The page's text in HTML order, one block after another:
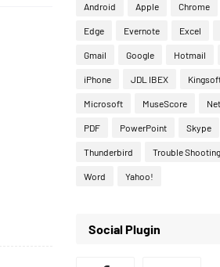
Android Apple Chrome
Edge Evernote Excel
Gmail Google Hotmail
iPhone JDL IBEX
Microsoft MuseScore
PDF PowerPoint Skype
Thunderbird Trouble Shooting
Word Yahoo!
Social Plugin